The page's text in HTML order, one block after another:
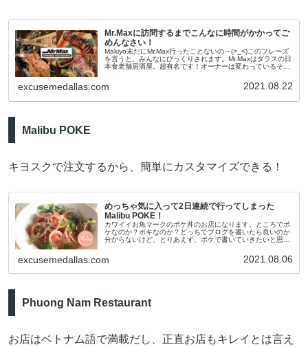
Mr.Maxに訪問するまでこんなに時間がかかってご
めんなさい！
Makiyo未だにMr.Max行ったことないの～(>_<)このフレーズ
を言うと、みんなにびっくりされます。Mr.Maxはダラスの日
本食老舗居酒屋。超有名です！オーナーは変わっているそう
excusemedallas.com 2021.08.22
Malibu POKE
キヨスクで注文するから、簡単にカスタマイズできる！
めっちゃ気に入って2日連続で行ってしまった
Malibu POKE！
カワイイお魚マークのポケ丼のお店になります。ところでポ
ケなのか？ポキなのか？どっちでブログを書いたら良いのか
分からないけど、とりあえず、ポケで書いていきたいと思い
excusemedallas.com 2021.08.06
Phuong Nam Restaurant
お店はベトナム語で満載だし、正直お店もキレイとは言え